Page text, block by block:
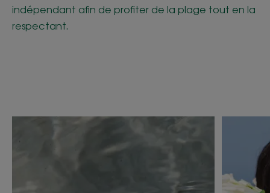
indépendant afin de profiter de la plage tout en la
respectant.